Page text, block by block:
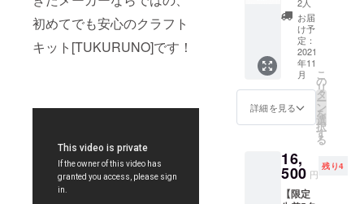
初めてでも安心のクラフト
キット[TUKURUNO]です！
そして今は
その技術と
想いを活か
し、「伝統
を進化させ
今の人々を
を目標とし
て、新たな
挑戦へ取り
援の
コース
です。
ご支援
いただ
いた方
には、
弊社よ
り感謝
社オン
ライン
ショッ
プで使
2人
お届
け予
定：
2021
年11
月
詳細を見る
こ
の
リ
タ
ー
ン
を
選
択
す
る
16,
500 円
残り4
【限定